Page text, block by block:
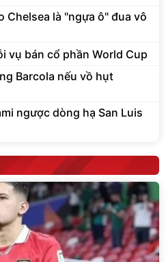
Chelsea là "ngựa ô" đua vô
vụ bán cổ phần World Cup
Barcola nếu vồ hụt
ngược dòng hạ San Luis